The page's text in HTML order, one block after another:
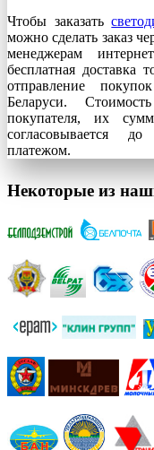
Чтобы заказать
можно сделать заказ
менеджерам
бесплатная доставка
отправление
Беларуси.
покупателя, их
согласовывается
платежом.
Некоторые из